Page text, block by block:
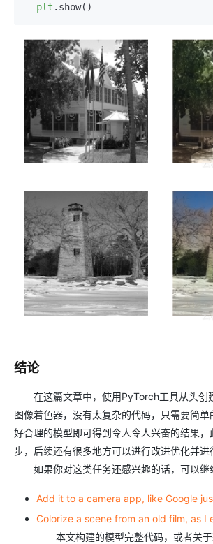
plt
结论
在这篇文章中，使用PyTorch工具从头创
图像着色器，没有太复杂的代码，只需要简
好合理的模型即可得到令人令人兴奋的结果
步，后续还有很多地方可以进行改进优化并进
如果你对这类任务还感兴趣的话，可以继
Add it to a camera app, like Google
Colorize a scene from an old film, as I
本文构建的模型完整代码，或者关于